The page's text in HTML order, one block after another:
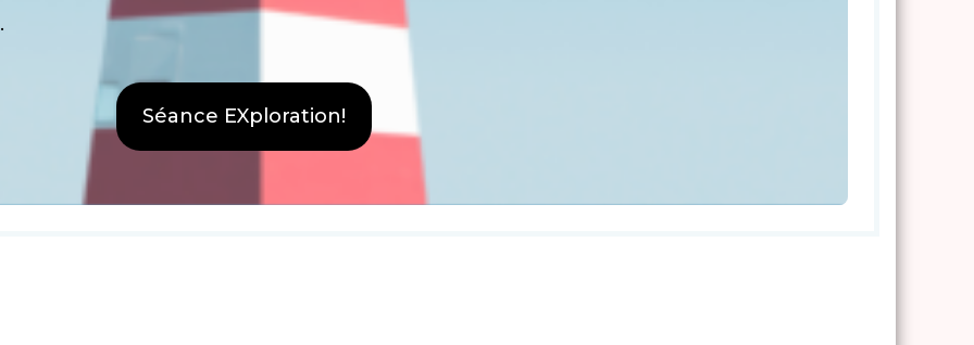
Séance EXploration!